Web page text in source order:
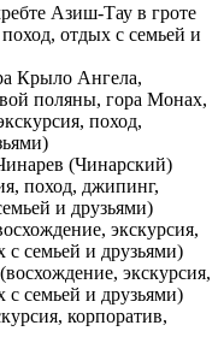
Азиш-Тау в гроте
отдых с семьей и
Крыло Ангела,
поляны, гора Монах,
поход,
(Чинарский)
поход, джипинг,
и друзьями)
экскурсия,
семьей и друзьями)
экскурсия,
семьей и друзьями)
корпоратив,